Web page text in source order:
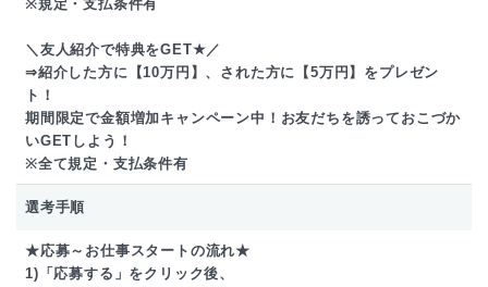
※規定・支払条件有
＼友人紹介で特典をGET★／
⇒紹介した方に【10万円】、された方に【5万円】をプレゼン
ト！
期間限定で金額増加キャンペーン中！お友だちを誘っておこづか
いGETしよう！
※全て規定・支払条件有
選考手順
★応募～お仕事スタートの流れ★
1)「応募する」をクリック後、